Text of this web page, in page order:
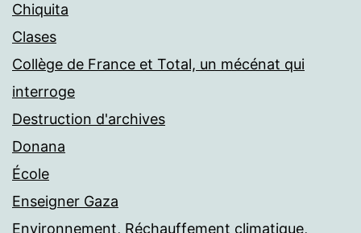
Chiquita
Clases
Collège de France et Total, un mécénat qui
interroge
Destruction d'archives
Donana
École
Enseigner Gaza
Environnement, Réchauffement climatique,